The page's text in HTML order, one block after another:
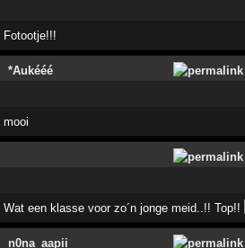
Fotootje!!!
*Aukééé
mooi
Wat een klasse voor zo´n jonge meid..!! Top!!
n0na_aapii